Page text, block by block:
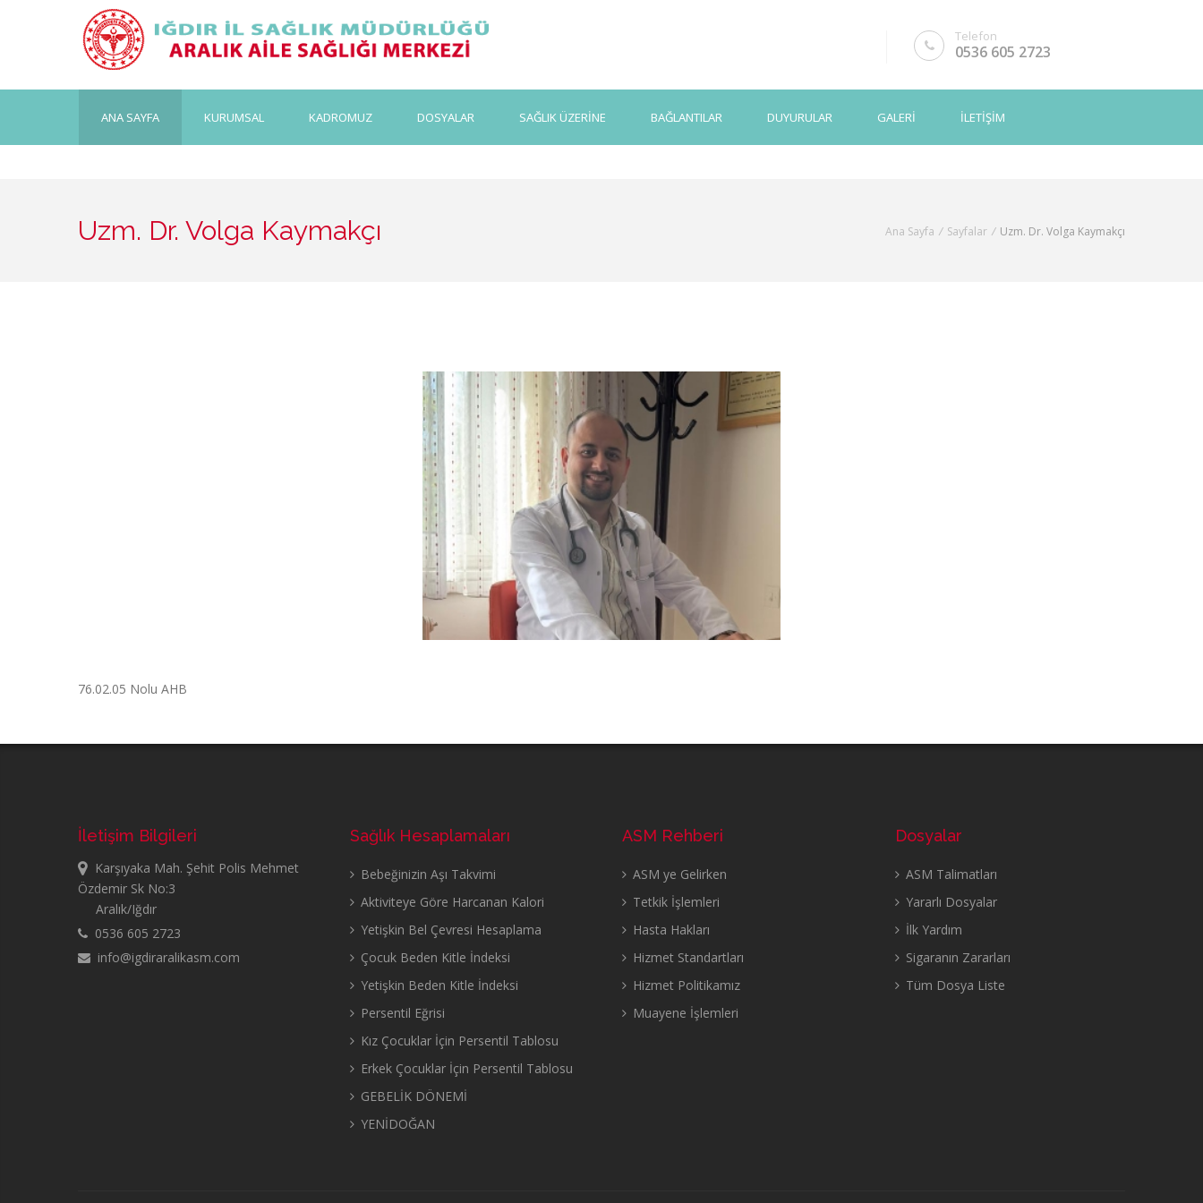
Telefon
0536 605 2723
ANA SAYFA KURUMSAL KADROMUZ DOSYALAR SAĞLIK ÜZERİNE BAĞLANTILAR DUYURULAR GALERİ İLETİŞİM
Uzm. Dr. Volga Kaymakçı Ana Sayfa / Sayfalar / Uzm. Dr. Volga Kaymakçı
76.02.05 Nolu AHB
İletişim Bilgileri
Karşıyaka Mah. Şehit Polis Mehmet
Özdemir Sk No:3
Aralık/Iğdır
0536 605 2723
info@igdiraralikasm.com
Sağlık Hesaplamaları
Bebeğinizin Aşı Takvimi
Aktiviteye Göre Harcanan Kalori
Yetişkin Bel Çevresi Hesaplama
Çocuk Beden Kitle İndeksi
Yetişkin Beden Kitle İndeksi
Persentil Eğrisi
Kız Çocuklar İçin Persentil Tablosu
Erkek Çocuklar İçin Persentil Tablosu
GEBELİK DÖNEMİ
YENİDOĞAN
ASM Rehberi
ASM ye Gelirken
Tetkik İşlemleri
Hasta Hakları
Hizmet Standartları
Hizmet Politikamız
Muayene İşlemleri
Dosyalar
ASM Talimatları
Yararlı Dosyalar
İlk Yardım
Sigaranın Zararları
Tüm Dosya Liste